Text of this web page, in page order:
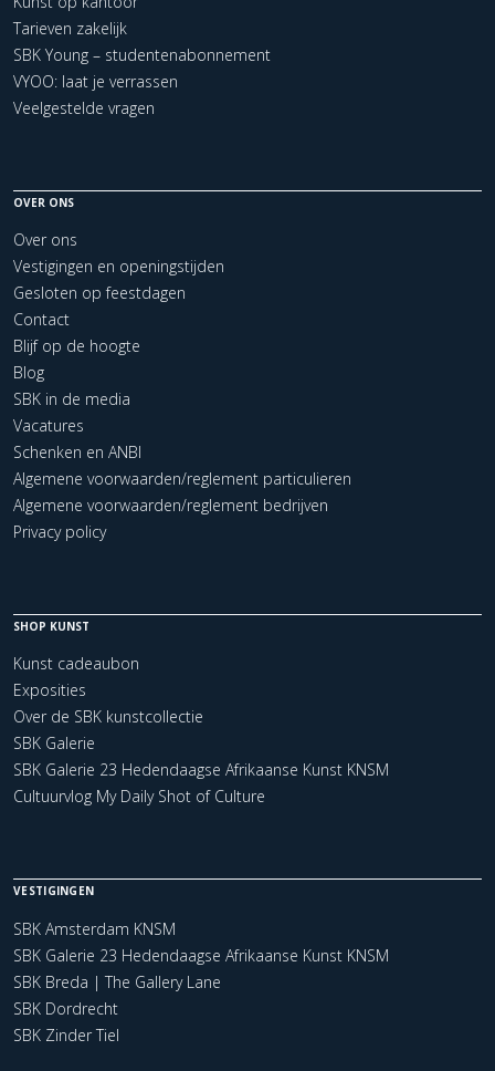
Tarieven zakelijk
SBK Young – studentenabonnement
VYOO: laat je verrassen
Veelgestelde vragen
OVER ONS
Over ons
Vestigingen en openingstijden
Gesloten op feestdagen
Contact
Blijf op de hoogte
Blog
SBK in de media
Vacatures
Schenken en ANBI
Algemene voorwaarden/reglement particulieren
Algemene voorwaarden/reglement bedrijven
Privacy policy
SHOP KUNST
Kunst cadeaubon
Exposities
Over de SBK kunstcollectie
SBK Galerie
SBK Galerie 23 Hedendaagse Afrikaanse Kunst KNSM
Cultuurvlog My Daily Shot of Culture
VESTIGINGEN
SBK Amsterdam KNSM
SBK Galerie 23 Hedendaagse Afrikaanse Kunst KNSM
SBK Breda | The Gallery Lane
SBK Dordrecht
SBK Zinder Tiel